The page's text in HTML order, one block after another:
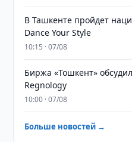
В Ташкенте пройдет
Dance Your Style
10:15 · 07/08
Биржа «Тошкент»
Regnology
10:00 · 07/08
Больше новостей →